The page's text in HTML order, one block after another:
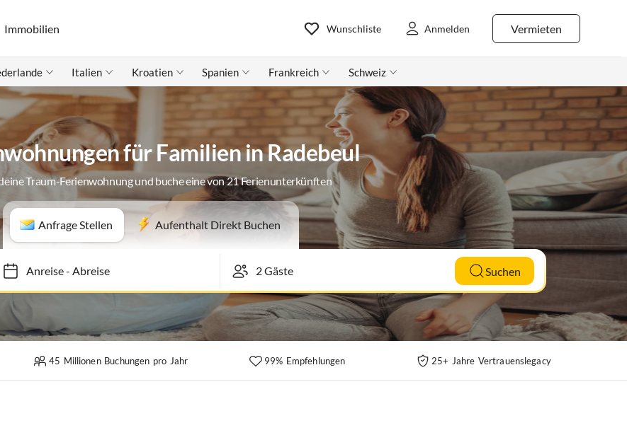
Immobilien Vermieten
Wunschliste Anmelden
Italien Kroatien Spanien Frankreich Schweiz
für Familien in Radebeul
Traum-Ferienwohnung und buche eine von 21 Ferienunterkünften
Anfrage Stellen Aufenthalt Direkt Buchen
Anreise-Abreise Suchen
45 Millionen Buchungen pro Jahr 99% Empfehlungen 25+ Jahre Vertrauenslegacy